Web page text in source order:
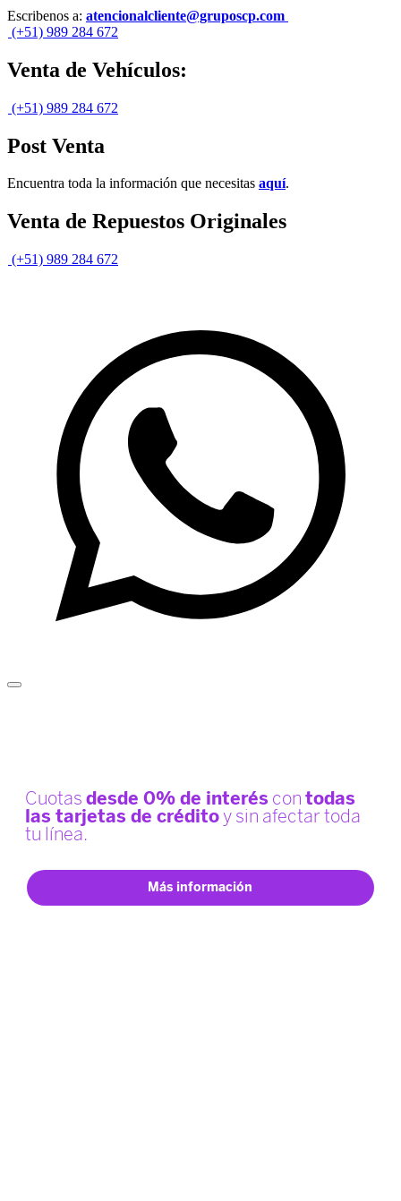
Escribenos a: atencionalcliente@gruposcp.com
(+51) 989 284 672
Venta de Vehículos:
(+51) 989 284 672
Post Venta
Encuentra toda la información que necesitas aquí.
Venta de Repuestos Originales
(+51) 989 284 672